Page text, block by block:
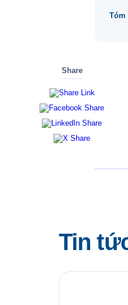
Tóm
Share
Tin